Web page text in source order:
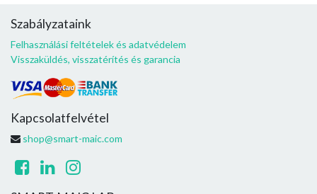
Szabályzataink
Felhasználási feltételek és adatvédelem
Visszaküldés, visszatérítés és garancia
Kapcsolatfelvétel
shop@smart-maic.com